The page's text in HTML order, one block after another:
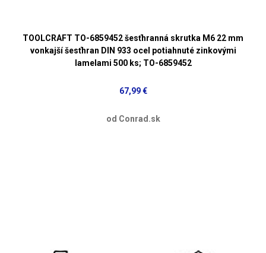
TOOLCRAFT TO-6859452 šesťhranná skrutka M6 22 mm
vonkajší šesťhran DIN 933 ocel potiahnuté zinkovými
lamelami 500 ks; TO-6859452
67,99 €
od Conrad.sk